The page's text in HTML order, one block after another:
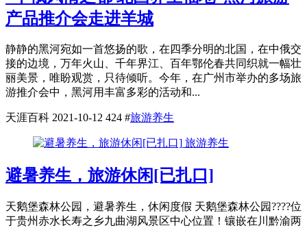
产品推介会走进羊城
静静的黑河宛如一首悠扬的歌，在四季分明的北国，在中俄交
接的边境，万年火山、千年界江、百年鄂伦春共同织就一幅壮
丽美景，唯盼观赏，只待倾听。今年，在广州市举办的多场旅
游推介会中，黑河用丰富多彩的活动和...
天涯百科 2021-10-12 424 #旅游养生
旅游养生
避暑养生，旅游休闲[已扎口]
天鹅堡森林公园，避暑养生，休闲度假 天鹅堡森林公园????位
于贵州赤水长寿之乡九曲湖风景区中心位置！镶嵌在川黔渝两